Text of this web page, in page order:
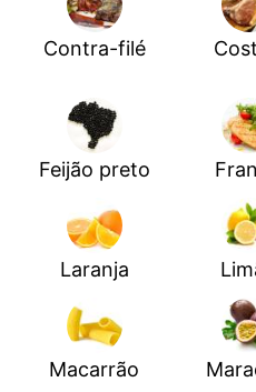
Contra-filé
Feijão preto
Laranja
Macarrão